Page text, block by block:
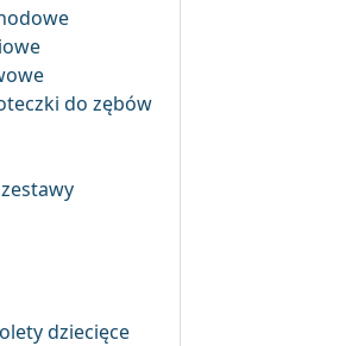
do zębów
dziecięce